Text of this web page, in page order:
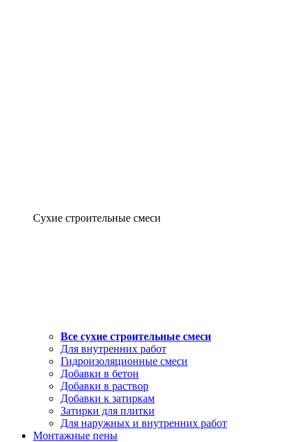
Сухие строительные смеси
Все сухие строительные смеси
Для внутренних работ
Гидроизоляционные смеси
Добавки в бетон
Добавки в раствор
Добавки к затиркам
Затирки для плитки
Для наружных и внутренних работ
Монтажные пены